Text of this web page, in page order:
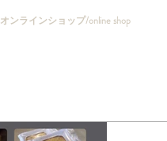
オンラインショップ/online shop